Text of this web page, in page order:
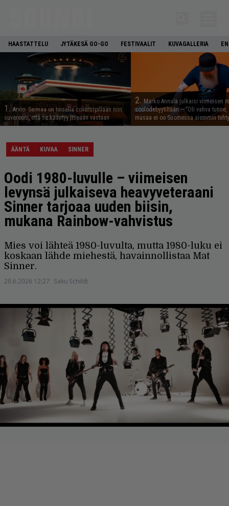
HAASTATTELU JYTÄKESÄ GO-GO FESTIVAALIT KUVAGALLERIA
1. Arvio: Saimaa on toisella covertripillään niin
suvereeni, että se kääntyy itseään vastaan
2.Marko Annala julkaisi viimeisen
soolodebyytiltään – ”Oli vahva
musaa ei oo Suomessa aiemmin
ÄÄNTÄ KUVAA SINNER
Oodi 1980-luvulle – viimeisen
levynsä julkaiseva heavyveteraani
Sinner tarjoaa uuden biisin,
mukana Rainbow-vahvistus
Mies voi lähteä 1980-luvulta, mutta 1980-luku ei
koskaan lähde miehestä, havainnollistaa Mat
Sinner.
28.6.2026 12:27 Saku Schildt